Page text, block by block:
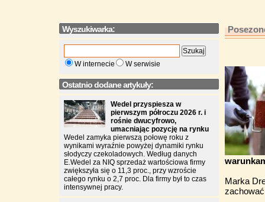
Marka
Wyszukiwarka:
W internecie W serwisie
Ostatnio dodane artykuły:
Wedel przyspiesza w
pierwszym półroczu 2026 r. i
rośnie dwucyfrowo,
umacniając pozycję na rynku
Wedel zamyka pierwszą połowę roku z
wynikami wyraźnie powyżej dynamiki rynku
słodyczy czekoladowych. Według danych
E.Wedel za NIQ sprzedaż wartościowa firmy
zwiększyła się o 11,3 proc., przy wzroście
całego rynku o 2,7 proc. Dla firmy był to czas
intensywnej pracy.